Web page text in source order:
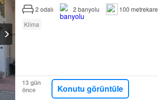
2 odalı 2 banyolu
100 metrekare
Klima
13 gün
önce
Konutu görüntüle